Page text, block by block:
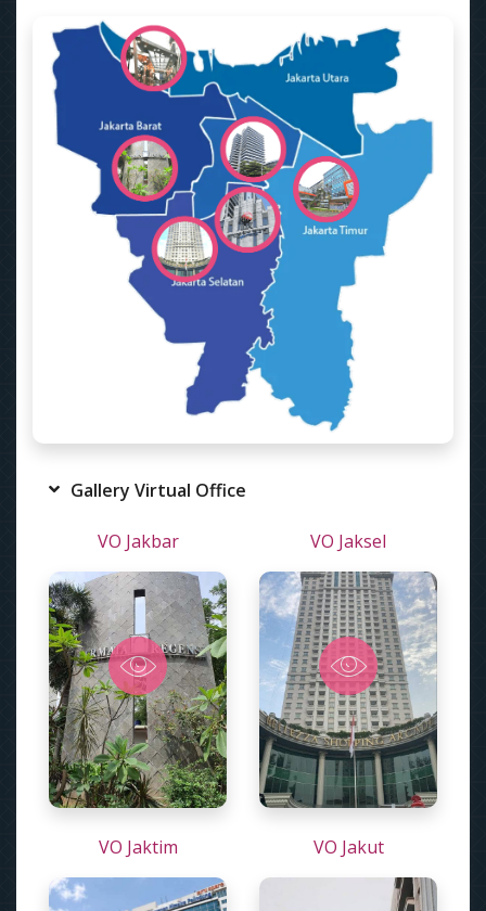
Gallery Virtual Office
VO Jakbar VO Jaksel
VO Jaktim VO Jakut